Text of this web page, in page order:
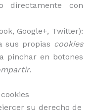
directamente con
Google+, Twitter):
sus propias cookies
pinchar en botones
.
su derecho de